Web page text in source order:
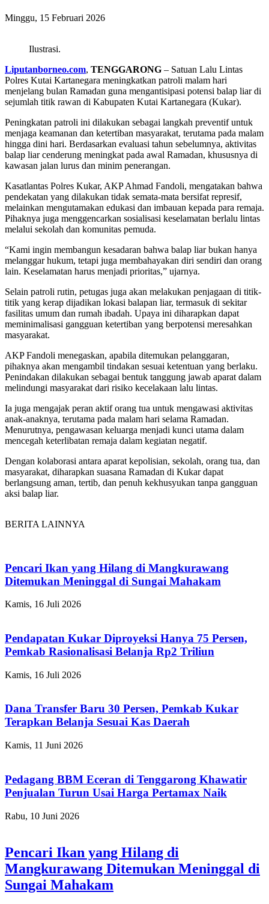
Minggu, 15 Februari 2026
Ilustrasi.
Liputanborneo.com, TENGGARONG – Satuan Lalu Lintas
Polres Kutai Kartanegara meningkatkan patroli malam hari
menjelang bulan Ramadan guna mengantisipasi potensi balap liar di
sejumlah titik rawan di Kabupaten Kutai Kartanegara (Kukar).
Peningkatan patroli ini dilakukan sebagai langkah preventif untuk
menjaga keamanan dan ketertiban masyarakat, terutama pada malam
hingga dini hari. Berdasarkan evaluasi tahun sebelumnya, aktivitas
balap liar cenderung meningkat pada awal Ramadan, khususnya di
kawasan jalan lurus dan minim penerangan.
Kasatlantas Polres Kukar, AKP Ahmad Fandoli, mengatakan bahwa
pendekatan yang dilakukan tidak semata-mata bersifat represif,
melainkan mengutamakan edukasi dan imbauan kepada para remaja.
Pihaknya juga menggencarkan sosialisasi keselamatan berlalu lintas
melalui sekolah dan komunitas pemuda.
“Kami ingin membangun kesadaran bahwa balap liar bukan hanya
melanggar hukum, tetapi juga membahayakan diri sendiri dan orang
lain. Keselamatan harus menjadi prioritas,” ujarnya.
Selain patroli rutin, petugas juga akan melakukan penjagaan di titik-
titik yang kerap dijadikan lokasi balapan liar, termasuk di sekitar
fasilitas umum dan rumah ibadah. Upaya ini diharapkan dapat
meminimalisasi gangguan ketertiban yang berpotensi meresahkan
masyarakat.
AKP Fandoli menegaskan, apabila ditemukan pelanggaran,
pihaknya akan mengambil tindakan sesuai ketentuan yang berlaku.
Penindakan dilakukan sebagai bentuk tanggung jawab aparat dalam
melindungi masyarakat dari risiko kecelakaan lalu lintas.
Ia juga mengajak peran aktif orang tua untuk mengawasi aktivitas
anak-anaknya, terutama pada malam hari selama Ramadan.
Menurutnya, pengawasan keluarga menjadi kunci utama dalam
mencegah keterlibatan remaja dalam kegiatan negatif.
Dengan kolaborasi antara aparat kepolisian, sekolah, orang tua, dan
masyarakat, diharapkan suasana Ramadan di Kukar dapat
berlangsung aman, tertib, dan penuh kekhusyukan tanpa gangguan
aksi balap liar.
BERITA LAINNYA
Pencari Ikan yang Hilang di Mangkurawang
Ditemukan Meninggal di Sungai Mahakam
Kamis, 16 Juli 2026
Pendapatan Kukar Diproyeksi Hanya 75 Persen,
Pemkab Rasionalisasi Belanja Rp2 Triliun
Kamis, 16 Juli 2026
Dana Transfer Baru 30 Persen, Pemkab Kukar
Terapkan Belanja Sesuai Kas Daerah
Kamis, 11 Juni 2026
Pedagang BBM Eceran di Tenggarong Khawatir
Penjualan Turun Usai Harga Pertamax Naik
Rabu, 10 Juni 2026
Pencari Ikan yang Hilang di
Mangkurawang Ditemukan Meninggal di
Sungai Mahakam